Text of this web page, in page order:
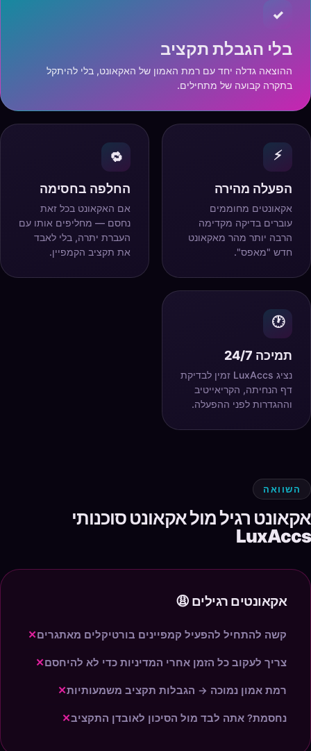
✓
בלי הגבלת תקציב
ההוצאה גדלה יחד עם רמת האמון של האקאונט, בלי להיתקל
בתקרה קבועה של מתחילים.
⚡
הפעלה מהירה
אקאונטים מחוממים
עוברים בדיקה מקדימה
הרבה יותר מהר מאקאונט
חדש "מאפס".
🔁
החלפה בחסימה
אם האקאונט בכל זאת
נחסם — מחליפים אותו עם
העברת יתרה, בלי לאבד
את תקציב הקמפיין.
🕐
תמיכה 24/7
נציג LuxAccs זמין לבדיקת
דף הנחיתה, הקריאייטיב
וההגדרות לפני ההפעלה.
השוואה
אקאונט רגיל מול אקאונט סוכנותי
LuxAccs
אקאונטים רגילים 😩
✕קשה להתחיל להפעיל קמפיינים בורטיקלים מאתגרים
✕צריך לעקוב כל הזמן אחרי המדיניות כדי לא להיחסם
✕רמת אמון נמוכה → הגבלות תקציב משמעותיות
✕נחסמת? אתה לבד מול הסיכון לאובדן התקציב